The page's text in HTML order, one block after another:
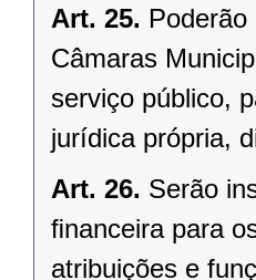
Art. 25.
Câmaras
serviço público,
jurídica própria,
Art. 26. Serão
ﬁnanceira para
atribuições e